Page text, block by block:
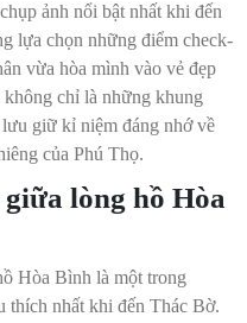
ảnh nổi bật nhất khi đến
lựa chọn những điểm check-
vừa hòa mình vào vẻ đẹp
chỉ là những khung
giữ kỉ niệm đáng nhớ về
của Phú Thọ.
lòng hồ Hòa
Hòa Bình là một trong
thích nhất khi đến Thác Bờ.